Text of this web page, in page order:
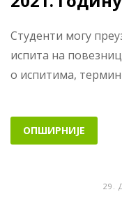
Студенти могу
испита на
о испитима,
ОПШИРНИЈЕ
29.